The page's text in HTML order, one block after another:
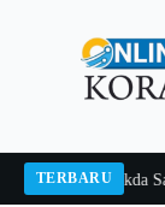
TERBARU
2026Pj Sekda